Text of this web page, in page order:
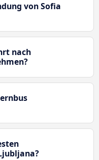
von Sofia
nach